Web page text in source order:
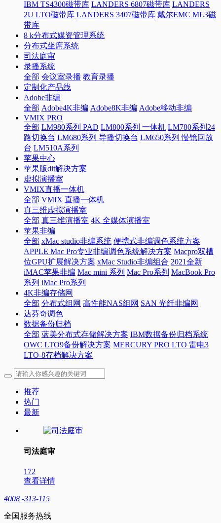
IBM TS4300磁带库 LANDERS 6807磁带库 LANDERS
2U LTO磁带库 LANDERS 3407磁带库 戴尔EMC ML3磁
带库
8 k分布式媒资管理系统
分布式坐席系统
司法庭审
录播系统
全部 会议室录播 教育录播
定制化产品线
Adobe非编
全部 Adobe4K非编 Adobe8K非编 Adobe移动非编
VMIX PRO
全部 LM980系列 PAD LM800系列 一体机 LM780系列24
路切换台 LM680系列 导播切换台 LM650系列 慢镜回放
台 LM510A系列
苹果中心
苹果版dit解决方案
虚拟演播室
VMIX直播一体机
全部 VMIX 直播一体机
真三维虚拟演播室
全部 真三维演播室 4K 全媒体演播室
苹果非编
全部 xMac studio非编系统 便携式非编调色系统方案
APPLE Mac Pro专业非编调色系统解决方案 Macpro双槽
位GPU扩展解决方案 xMac Studio非编组合 2021全新
iMAC苹果非编 Mac mini 系列 Mac Pro系列 MacBook Pro
系列 iMac Pro系列
4K非编存储网
全部 分布式组网 高性能NAS组网 SAN 光纤非编网
达芬奇调色
数据备份归档
全部 蓝美分布式存储解决方案 IBM数据备份归档系统
OWC LTO9备份解决方案 MERCURY PRO LTO 雷电3
LTO-8存档解决方案
推荐
热门
最新
司法庭审
172
查看详情
4008 -313-115
全国服务热线